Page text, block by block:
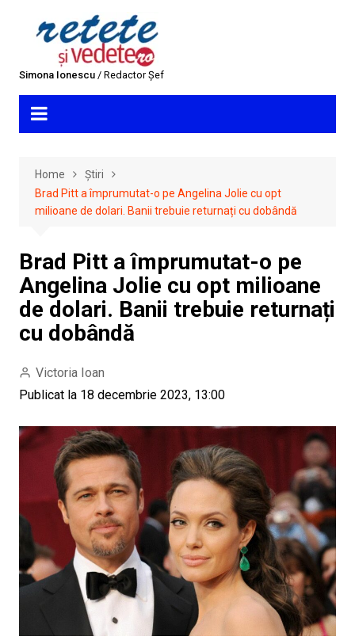
Simona Ionescu/ Redactor Șef
Home
Știri
Brad Pitt a împrumutat-o pe Angelina Jolie cu opt
milioane de dolari. Banii trebuie returnați cu dobândă
Brad Pitt a împrumutat-o pe
Angelina Jolie cu opt milioane
de dolari. Banii trebuie returnați
cu dobândă
Victoria Ioan
Publicat la 18 decembrie 2023, 13:00